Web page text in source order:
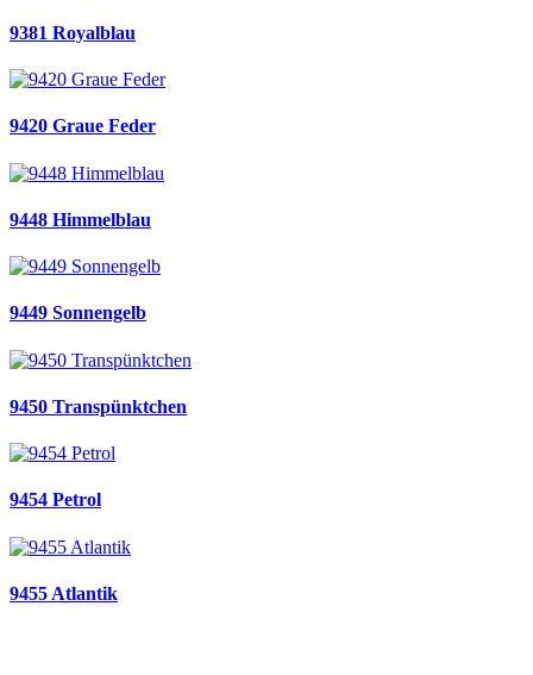
9381 Royalblau
9420 Graue Feder
9448 Himmelblau
9449 Sonnengelb
9450 Transpünktchen
9454 Petrol
9455 Atlantik